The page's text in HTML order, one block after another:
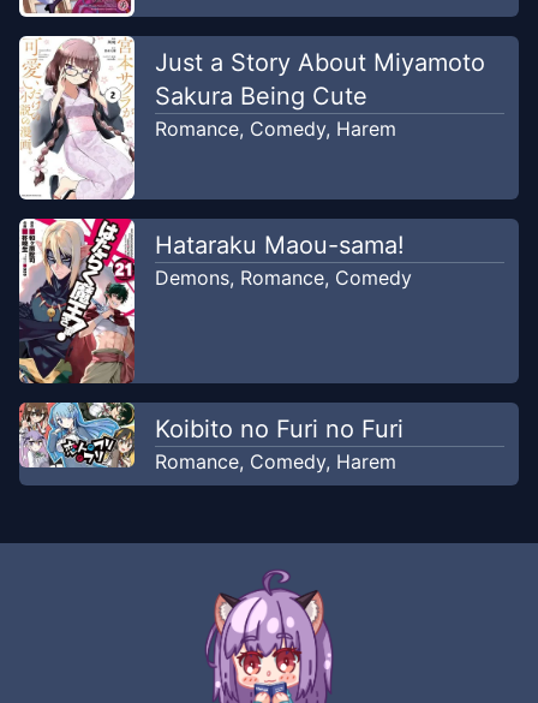
Just a Story About Miyamoto
Sakura Being Cute
Romance, Comedy, Harem
Hataraku Maou-sama!
Demons, Romance, Comedy
Koibito no Furi no Furi
Romance, Comedy, Harem